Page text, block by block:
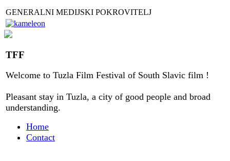
GENERALNI MEDIJSKI POKROVITELJ
TFF
Welcome to Tuzla Film Festival of South Slavic film !
Pleasant stay in Tuzla, a city of good people and broad
understanding.
Home
Contact